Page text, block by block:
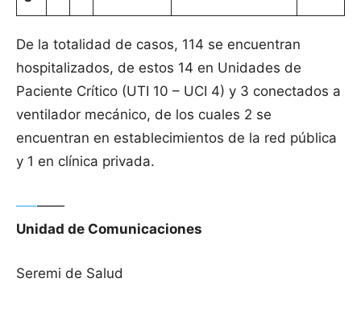
De la totalidad de casos, 114 se encuentran
hospitalizados, de estos 14 en Unidades de
Paciente Crítico (UTI 10 – UCI 4) y 3 conectados a
ventilador mecánico, de los cuales 2 se
encuentran en establecimientos de la red pública
y 1 en clínica privada.
—–——
Unidad de Comunicaciones
Seremi de Salud